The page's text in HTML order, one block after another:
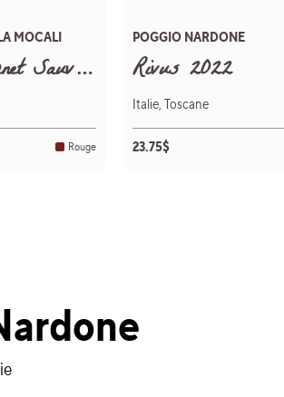
MOCALI
Mocali Cabernet Sauvignon 2023
Rouge
POGGIO NARDONE
Rivus 2022
Italie, Toscane
23.75$